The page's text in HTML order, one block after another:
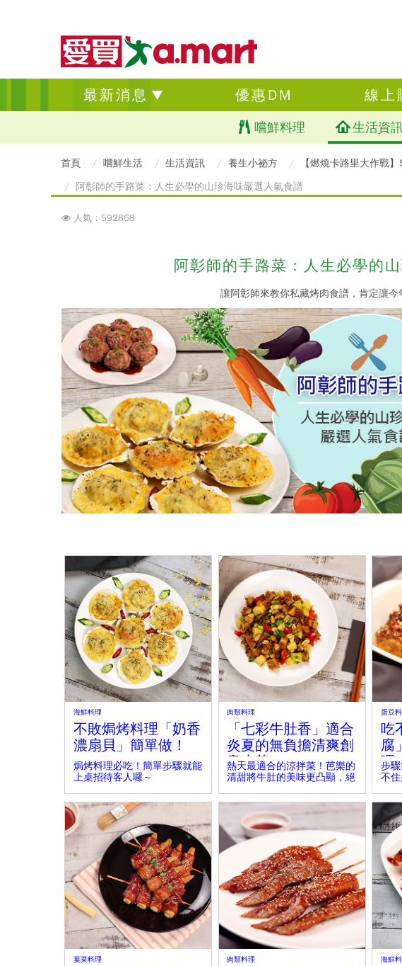
最新消息 優惠DM 線上
嚐鮮料理 生活資
首頁 嚐鮮生活 生活資訊 養生小祕方 【燃燒卡路里大作戰】
阿彰師的手路菜：人生必學的山珍海味嚴選人氣食譜
人氣：592868
阿彰師的手路菜：人生必學的
讓阿彰師來教你私藏烤肉食譜，肯定讓今
海鮮料理
不敗焗烤料理「奶香
濃扇貝」簡單做！
焗烤料理必吃！簡單步驟就能
上桌招待客人囉～
肉類料理
「七彩牛肚香」適合
炎夏的無負擔清爽創
意小菜～
熱天最適合的涼拌菜！芭樂的
清甜將牛肚的美味更凸顯，絕
蛋豆
吃
腐
理
步
不住
葉菜料理 肉類料理 海鮮